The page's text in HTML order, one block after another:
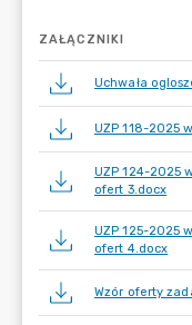
ZAŁĄCZNIKI
Uchwała
UZP 118-2025
UZP 124-2025
ofert 3.docx
UZP 125-2025
ofert 4.docx
Wzór oferty